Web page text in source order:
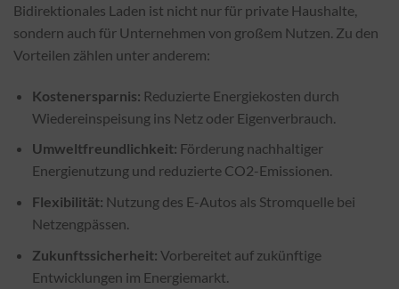
Bidirektionales Laden ist nicht nur für private Haushalte,
sondern auch für Unternehmen von großem Nutzen. Zu den
Vorteilen zählen unter anderem:
Kostenersparnis: Reduzierte Energiekosten durch
Wiedereinspeisung ins Netz oder Eigenverbrauch.
Umweltfreundlichkeit: Förderung nachhaltiger
Energienutzung und reduzierte CO2-Emissionen.
Flexibilität: Nutzung des E-Autos als Stromquelle bei
Netzengpässen.
Zukunftssicherheit: Vorbereitet auf zukünftige
Entwicklungen im Energiemarkt.